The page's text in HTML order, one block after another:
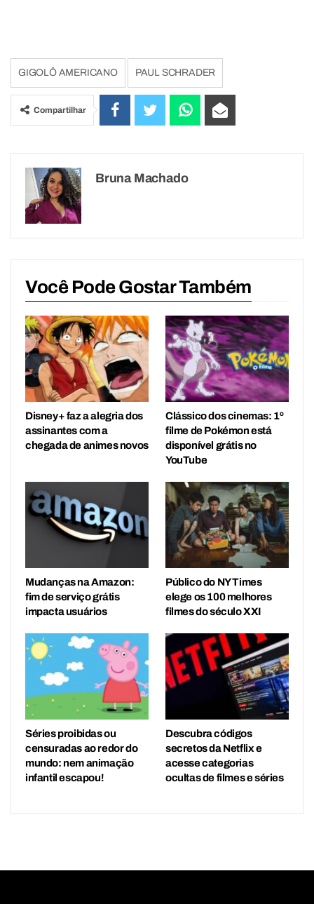
GIGOLÔ AMERICANO PAUL SCHRADER
Compartilhar
Bruna Machado
Você Pode Gostar Também
Disney+ faz a alegria dos
assinantes com a
chegada de animes novos
Clássico dos cinemas: 1º
filme de Pokémon está
disponível grátis no
YouTube
Mudanças na Amazon:
fim de serviço grátis
impacta usuários
Público do NY Times
elege os 100 melhores
filmes do século XXI
Séries proibidas ou
censuradas ao redor do
mundo: nem animação
infantil escapou!
Descubra códigos
secretos da Netflix e
acesse categorias
ocultas de filmes e séries